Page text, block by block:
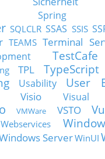
Spring
SQLCLR SSAS SSIS
TEAMS Terminal
TestCafe
TPL TypeScript
Usability User
Visio Visual
VMWare VSTO
Webservices
ServerWinUI